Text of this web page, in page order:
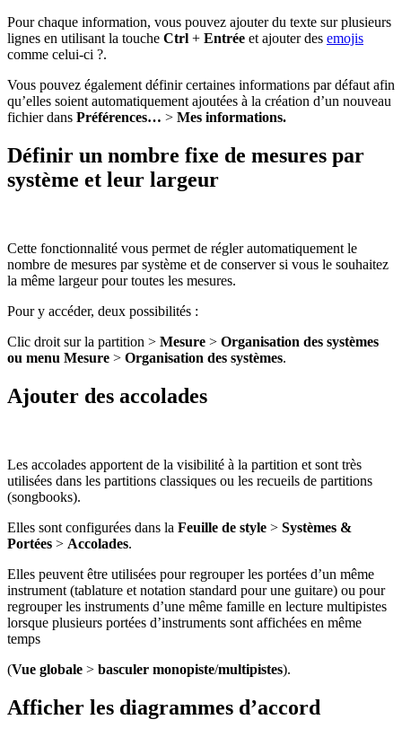
Pour chaque information, vous pouvez ajouter du texte sur plusieurs
lignes en utilisant la touche Ctrl + Entrée et ajouter des emojis
comme celui-ci ?.
Vous pouvez également définir certaines informations par défaut afin
qu’elles soient automatiquement ajoutées à la création d’un nouveau
fichier dans Préférences… > Mes informations.
Définir un nombre fixe de mesures par
système et leur largeur
Cette fonctionnalité vous permet de régler automatiquement le
nombre de mesures par système et de conserver si vous le souhaitez
la même largeur pour toutes les mesures.
Pour y accéder, deux possibilités :
Clic droit sur la partition > Mesure > Organisation des systèmes
ou menu Mesure > Organisation des systèmes.
Ajouter des accolades
Les accolades apportent de la visibilité à la partition et sont très
utilisées dans les partitions classiques ou les recueils de partitions
(songbooks).
Elles sont configurées dans la Feuille de style > Systèmes &
Portées > Accolades.
Elles peuvent être utilisées pour regrouper les portées d’un même
instrument (tablature et notation standard pour une guitare) ou pour
regrouper les instruments d’une même famille en lecture multipistes
lorsque plusieurs portées d’instruments sont affichées en même
temps
(Vue globale > basculer monopiste/multipistes).
Afficher les diagrammes d’accord